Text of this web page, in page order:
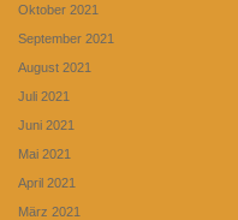
Oktober 2021
September 2021
August 2021
Juli 2021
Juni 2021
Mai 2021
April 2021
März 2021